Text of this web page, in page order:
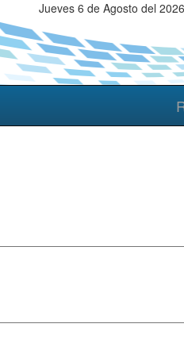
Jueves 6 de Agosto del 2026